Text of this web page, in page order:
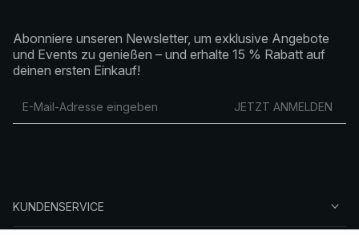
Abonniere unseren Newsletter, um exklusive Angebote
und Events zu genießen – und erhalte 15 % Rabatt auf
deinen ersten Einkauf!
JETZT ANMELDEN
KUNDENSERVICE